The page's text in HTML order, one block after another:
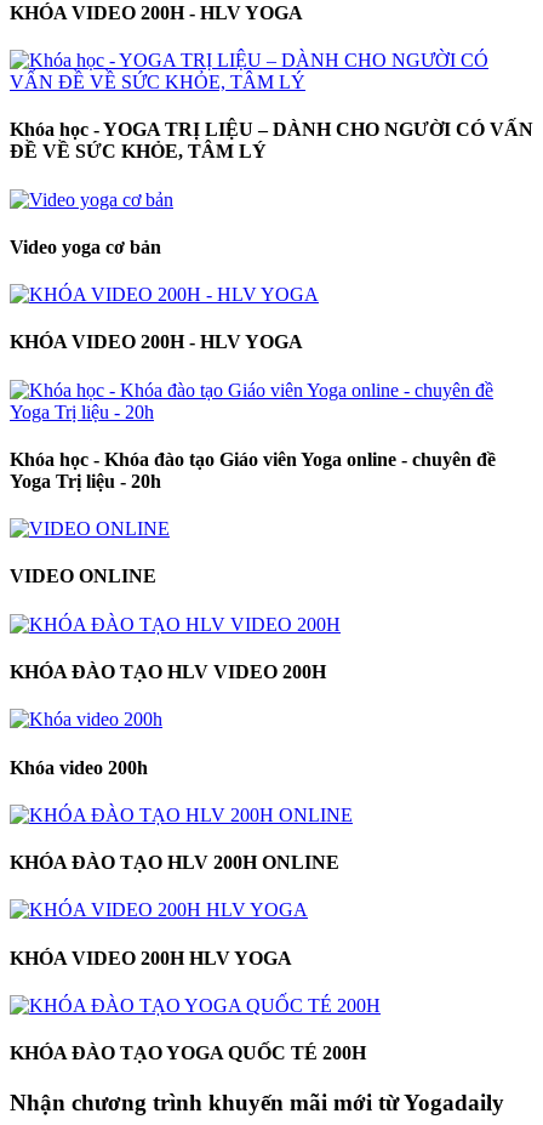
KHÓA VIDEO 200H - HLV YOGA
Khóa học - YOGA TRỊ LIỆU – DÀNH CHO NGƯỜI CÓ VẤN
ĐỀ VỀ SỨC KHỎE, TÂM LÝ
Video yoga cơ bản
KHÓA VIDEO 200H - HLV YOGA
Khóa học - Khóa đào tạo Giáo viên Yoga online - chuyên đề
Yoga Trị liệu - 20h
VIDEO ONLINE
KHÓA ĐÀO TẠO HLV VIDEO 200H
Khóa video 200h
KHÓA ĐÀO TẠO HLV 200H ONLINE
KHÓA VIDEO 200H HLV YOGA
KHÓA ĐÀO TẠO YOGA QUỐC TÉ 200H
Nhận chương trình khuyến mãi mới từ Yogadaily